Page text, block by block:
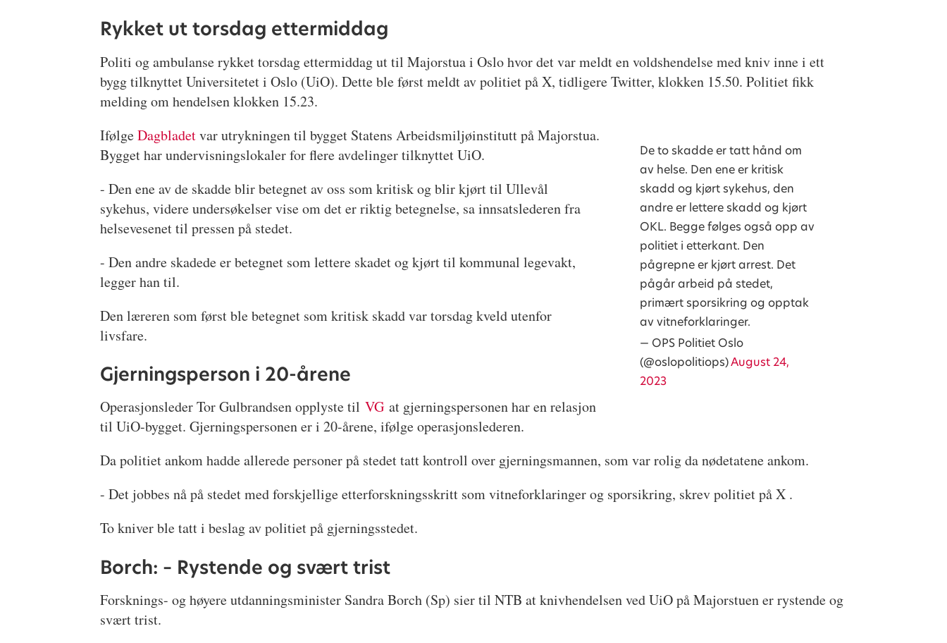
Rykket ut torsdag ettermiddag
Politi og ambulanse rykket torsdag ettermiddag ut til Majorstua i Oslo hvor det var meldt en voldshendelse med kniv inne i ett
bygg tilknyttet Universitetet i Oslo (UiO). Dette ble først meldt av politiet på X, tidligere Twitter, klokken 15.50. Politiet fikk
melding om hendelsen klokken 15.23.
De to skadde er tatt hånd om
av helse. Den ene er kritisk
skadd og kjørt sykehus, den
andre er lettere skadd og kjørt
OKL. Begge følges også opp av
politiet i etterkant. Den
pågrepne er kjørt arrest. Det
pågår arbeid på stedet,
primært sporsikring og opptak
av vitneforklaringer.
— OPS Politiet Oslo
(@oslopolitiops)August 24,
2023
IfølgeDagbladetvar utrykningen til bygget Statens Arbeidsmiljøinstitutt på Majorstua.
Bygget har undervisningslokaler for flere avdelinger tilknyttet UiO.
- Den ene av de skadde blir betegnet av oss som kritisk og blir kjørt til Ullevål
sykehus, videre undersøkelser vise om det er riktig betegnelse, sa innsatslederen fra
helsevesenet til pressen på stedet.
- Den andre skadede er betegnet som lettere skadet og kjørt til kommunal legevakt,
legger han til.
Den læreren som først ble betegnet som kritisk skadd var torsdag kveld utenfor
livsfare.
Gjerningsperson i 20-årene
Operasjonsleder Tor Gulbrandsen opplyste tilVGat gjerningspersonen har en relasjon
til UiO-bygget. Gjerningspersonen er i 20-årene, ifølge operasjonslederen.
Da politiet ankom hadde allerede personer på stedet tatt kontroll over gjerningsmannen, som var rolig da nødetatene ankom.
- Det jobbes nå på stedet med forskjellige etterforskningsskritt som vitneforklaringer og sporsikring, skrev politiet på X .
To kniver ble tatt i beslag av politiet på gjerningsstedet.
Borch: – Rystende og svært trist
Forsknings- og høyere utdanningsminister Sandra Borch (Sp) sier til NTB at knivhendelsen ved UiO på Majorstuen er rystende og
svært trist.